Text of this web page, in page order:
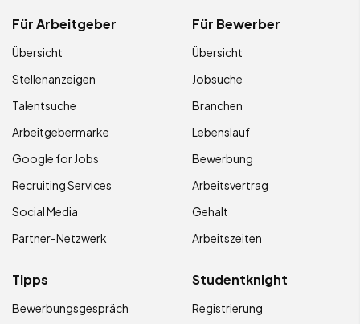
Für Arbeitgeber
Übersicht
Stellenanzeigen
Talentsuche
Arbeitgebermarke
Google for Jobs
Recruiting Services
Social Media
Partner-Netzwerk
Für Bewerber
Übersicht
Jobsuche
Branchen
Lebenslauf
Bewerbung
Arbeitsvertrag
Gehalt
Arbeitszeiten
Tipps
Bewerbungsgespräch
Studentknight
Registrierung